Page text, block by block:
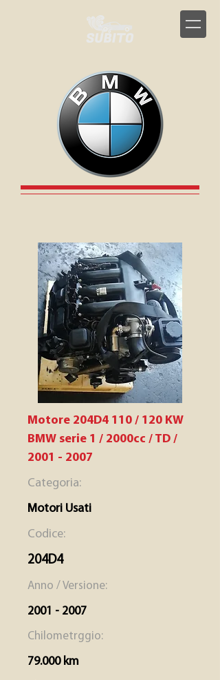
Motore 204D4 110 / 120 KW
BMW serie 1 / 2000cc / TD /
2001 - 2007
Categoria:
Motori Usati
Codice:
204D4
Anno / Versione:
2001 - 2007
Chilometrggio:
79.000 km